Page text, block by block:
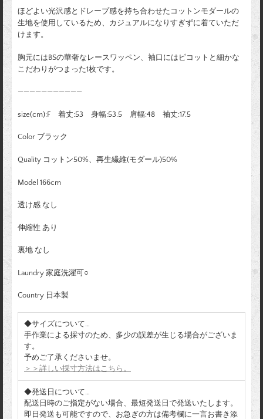
ほどよい光沢感とドレープ感を持ち合わせたコットンモダールの
生地を使用しているため、カジュアルになりすぎずに着ていただ
けます。
胸元にはBSの華奢なレースワッペン、袖口にはピコットと細かな
こだわりがつまった1枚です。
———————————
size(cm):F 着丈:53 身幅:53.5 肩幅:48 袖丈:17.5
Color ブラック
Quality コットン50%、再生繊維(モダール)50%
Model 166cm
透け感 なし
伸縮性 あり
裏地 なし
Laundry 家庭洗濯可○
Country 日本製
◆サイズについて…
手作業による採寸のため、多少の誤差が生じる場合がございま
す。
予めご了承くださいませ。
＞＞詳しい採寸方法はこちら。
◆発送日について…
配送日時のご指定がない場合、最短発送日で発送いたします。
即日発送も可能ですので、お急ぎの方は備考欄に一言お書き添